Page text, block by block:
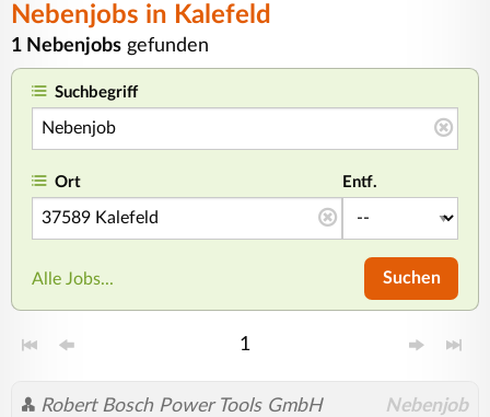
Nebenjobs in Kalefeld
1 Nebenjobs gefunden
Suchbegriff
Ort Entf.
Alle Jobs... Suchen
1
Robert Bosch Power Tools GmbH Nebenjob